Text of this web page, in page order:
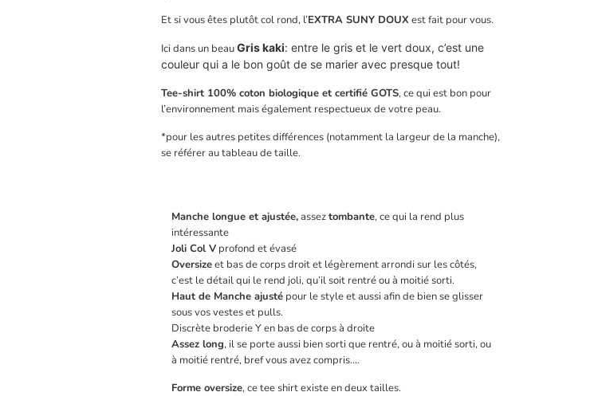
Et si vous êtes plutôt col rond, l’EXTRA SUNY DOUX est fait pour vous.
Ici dans un beauGris kaki: entre le gris et le vert doux, c’est une
couleur qui a le bon goût de se marier avec presque tout!
Tee-shirt 100% coton biologique et certifié GOTS, ce qui est bon pour
l’environnement mais également respectueux de votre peau.
*pour les autres petites différences (notamment la largeur de la manche),
se référer au tableau de taille.
Manche longue et ajustée,asseztombante, ce qui la rend plus
intéressante
Joli Col V profond et évasé
Oversizeet bas de corps droit et légèrement arrondi sur les côtés,
c’est le détail qui le rend joli, qu’il soit rentré ou à moitié sorti.
Haut de Manche ajusté pour le style et aussi afin de bien se glisser
sous vos vestes et pulls.
Discrète broderie Y en bas de corps à droite
Assez long, il se porte aussi bien sorti que rentré, ou à moitié sorti, ou
à moitié rentré, bref vous avez compris….
Forme oversize, ce tee shirt existe en deux tailles.